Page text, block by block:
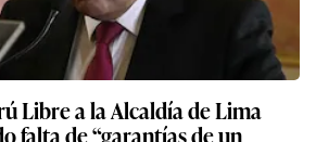
Libre a la Alcaldía de Lima
falta de “garantías de un